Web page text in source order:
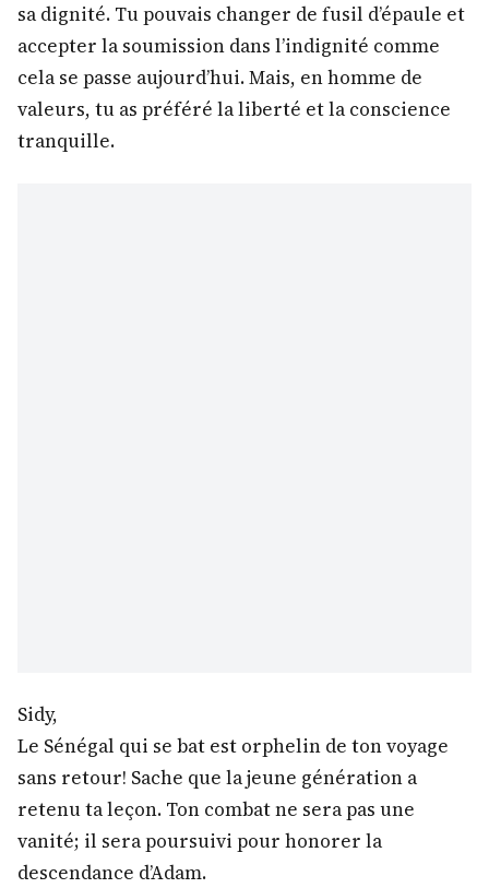
sa dignité. Tu pouvais changer de fusil d’épaule et
accepter la soumission dans l’indignité comme
cela se passe aujourd’hui. Mais, en homme de
valeurs, tu as préféré la liberté et la conscience
tranquille.
Sidy,
Le Sénégal qui se bat est orphelin de ton voyage
sans retour! Sache que la jeune génération a
retenu ta leçon. Ton combat ne sera pas une
vanité; il sera poursuivi pour honorer la
descendance d’Adam.